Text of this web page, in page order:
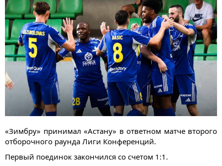
«Зимбру» принимал «Астану» в ответном матче второго
отборочного раунда Лиги Конференций.
Первый поединок закончился со счетом 1:1.